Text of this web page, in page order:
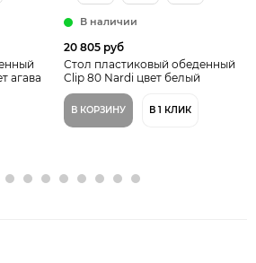
агава
В наличии
20 805 руб
Стол пластиковый обеденный
Clip 80 Nardi цвет белый
В КОРЗИНУ В 1 КЛИК